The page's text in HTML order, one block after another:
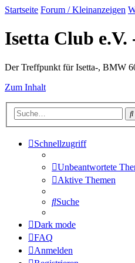
Startseite Forum / Kleinanzeigen
Isetta Club
Der Treffpunkt für Isetta-, BMW
Zum Inhalt
Schnellzugriff
Unbeantwortete
Aktive Themen
Suche
Dark mode
FAQ
Anmelden